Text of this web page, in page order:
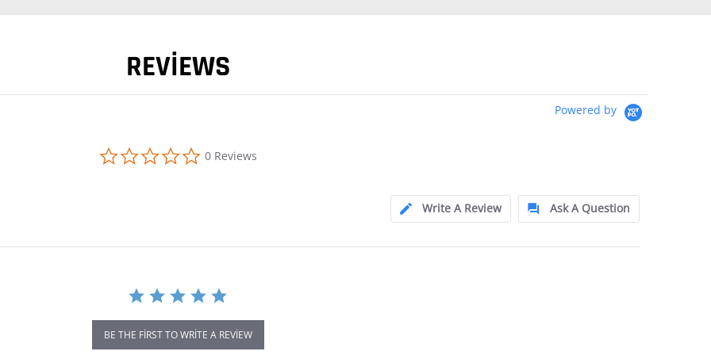
REVIEWS
Powered by
0.0 star rating
0 Reviews
Write A Review
Ask A Question
BE THE FIRST TO WRITE A REVIEW